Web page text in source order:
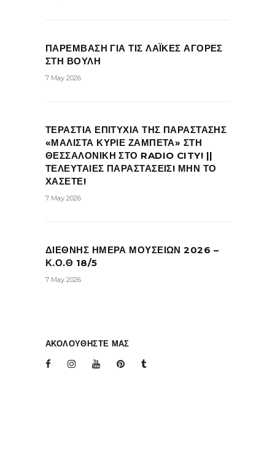
ΠΑΡΕΜΒΑΣΗ ΓΙΑ ΤΙΣ ΛΑΪΚΕΣ ΑΓΟΡΕΣ
ΣΤΗ ΒΟΥΛΗ
7 May 2026
ΤΕΡΑΣΤΙΑ ΕΠΙΤΥΧΙΑ ΤΗΣ ΠΑΡΑΣΤΑΣΗΣ
«ΜΑΛΙΣΤΑ ΚΥΡΙΕ ΖΑΜΠΕΤΑ» ΣΤΗ
ΘΕΣΣΑΛΟΝΙΚΗ ΣΤΟ RADIO CITY! ||
ΤΕΛΕΥΤΑΙΕΣ ΠΑΡΑΣΤΑΣΕΙΣ! ΜΗΝ ΤΟ
ΧΑΣΕΤΕ!
7 May 2026
ΔΙΕΘΝΗΣ ΗΜΕΡΑ ΜΟΥΣΕΙΩΝ 2026 –
Κ.Ο.Θ 18/5
7 May 2026
ΑΚΟΛΟΥΘΗΣΤΕ ΜΑΣ